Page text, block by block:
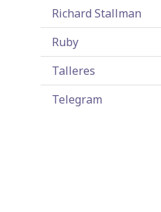
Richard Stallman
Ruby
Talleres
Telegram